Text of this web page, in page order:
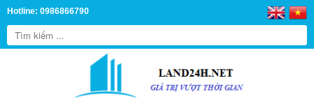
Hotline: 0986866790